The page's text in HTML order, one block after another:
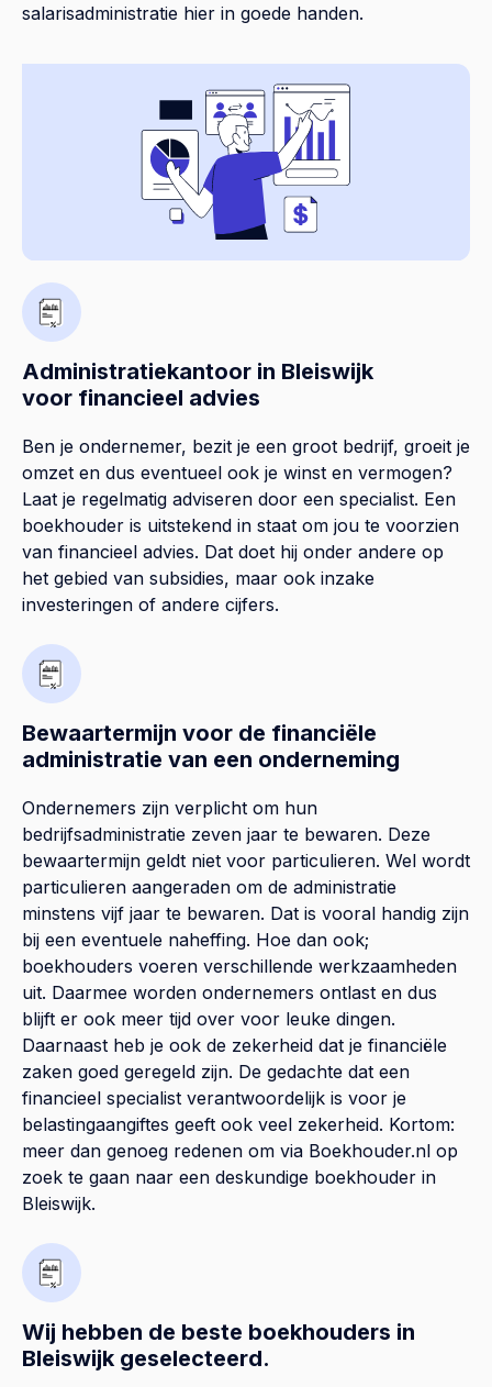
salarisadministratie hier in goede handen.
Administratiekantoor in Bleiswijk
voor financieel advies
Ben je ondernemer, bezit je een groot bedrijf, groeit je
omzet en dus eventueel ook je winst en vermogen?
Laat je regelmatig adviseren door een specialist. Een
boekhouder is uitstekend in staat om jou te voorzien
van financieel advies. Dat doet hij onder andere op
het gebied van subsidies, maar ook inzake
investeringen of andere cijfers.
Bewaartermijn voor de financiële
administratie van een onderneming
Ondernemers zijn verplicht om hun
bedrijfsadministratie zeven jaar te bewaren. Deze
bewaartermijn geldt niet voor particulieren. Wel wordt
particulieren aangeraden om de administratie
minstens vijf jaar te bewaren. Dat is vooral handig zijn
bij een eventuele naheffing. Hoe dan ook;
boekhouders voeren verschillende werkzaamheden
uit. Daarmee worden ondernemers ontlast en dus
blijft er ook meer tijd over voor leuke dingen.
Daarnaast heb je ook de zekerheid dat je financiële
zaken goed geregeld zijn. De gedachte dat een
financieel specialist verantwoordelijk is voor je
belastingaangiftes geeft ook veel zekerheid. Kortom:
meer dan genoeg redenen om via Boekhouder.nl op
zoek te gaan naar een deskundige boekhouder in
Bleiswijk.
Wij hebben de beste boekhouders in
Bleiswijk geselecteerd.